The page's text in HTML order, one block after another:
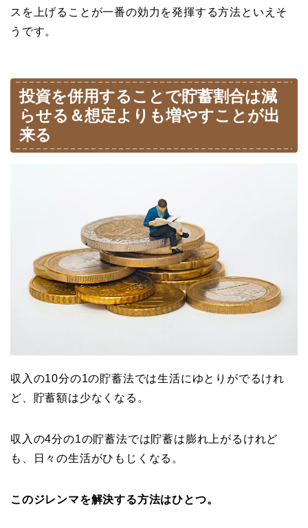
スを上げることが一番の効力を発揮する方法といえそ
うです。
投資を併用することで貯蓄割合は減
らせる＆想定よりも増やすことが出
来る
収入の10分の1の貯蓄法では生活にゆとりがでるけれ
ど、貯蓄額は少なくなる。
収入の4分の1の貯蓄法では貯蓄は膨れ上がるけれど
も、日々の生活がひもじくなる。
このジレンマを解決する方法はひとつ。